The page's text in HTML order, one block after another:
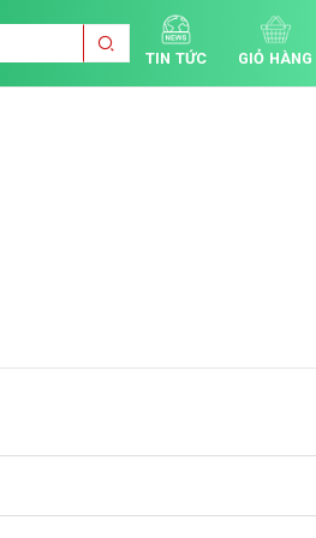
TIN TỨC GIỎ HÀNG